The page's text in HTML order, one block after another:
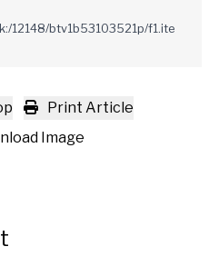
12148/btv1b53103521p/f1.ite
Print Article
Image